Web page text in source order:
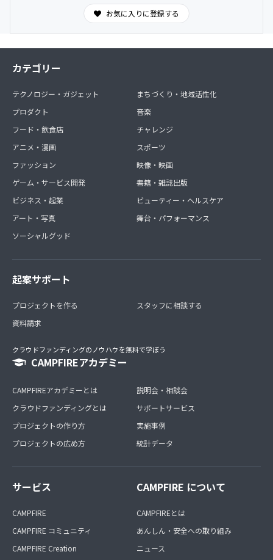
お気に入りに登録する
カテゴリー
テクノロジー・ガジェット
プロダクト
フード・飲食店
アニメ・漫画
ファッション
ゲーム・サービス開発
ビジネス・起業
アート・写真
ソーシャルグッド
まちづくり・地域活性化
音楽
チャレンジ
スポーツ
映像・映画
書籍・雑誌出版
ビューティー・ヘルスケア
舞台・パフォーマンス
起案サポート
プロジェクトを作る
資料請求
スタッフに相談する
クラウドファンディングのノウハウを無料で学ぼう
CAMPFIREアカデミー
CAMPFIREアカデミーとは
クラウドファンディングとは
プロジェクトの作り方
プロジェクトの広め方
説明会・相談会
サポートサービス
実施事例
統計データ
サービス
CAMPFIRE
CAMPFIRE コミュニティ
CAMPFIRE Creation
CAMPFIRE について
CAMPFIREとは
あんしん・安全への取り組み
ニュース